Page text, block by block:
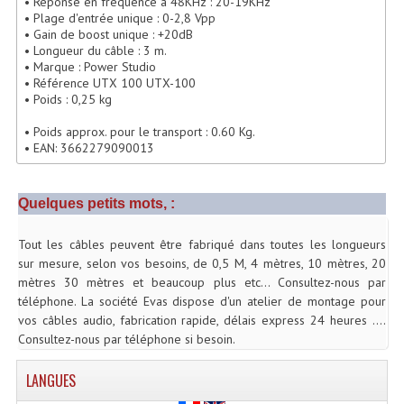
Lecteurs Cd À Plats
Lecteurs Cd À Plats Lecteur MP3
Lecteurs Double Cd Mixage Intégrée
Lecteurs Double Cd MP3
Lecteurs Lasers Simple Et Mp3 (rack 19")
Digital Package Et Logiciel
Enregistreur Numérique
Platines Dvd Pour Dj
• Plage d'entrée unique : 0-2,8 Vpp
• Gain de boost unique : +20dB
• Longueur du câble : 3 m.
• Marque : Power Studio
• Référence UTX 100 UTX-100
• Poids : 0,25 kg
• Poids approx. pour le transport : 0.60 Kg.
• EAN: 3662279090013
Quelques petits mots, :
Tout les câbles peuvent être fabriqué dans toutes les longueurs
sur mesure, selon vos besoins, de 0,5 M, 4 mètres, 10 mètres, 20
mètres 30 mètres et beaucoup plus etc... Consultez-nous par
téléphone. La société Evas dispose d'un atelier de montage pour
vos câbles audio, fabrication rapide, délais express 24 heures ....
Consultez-nous par téléphone si besoin.
LANGUES